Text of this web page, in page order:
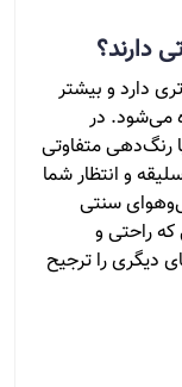
دارند؟
دارد و بیشتر
می‌شود. در
رنگ‌دهی متفاوتی
و انتظار شما
سنتی
راحتی و
دیگری را ترجیح